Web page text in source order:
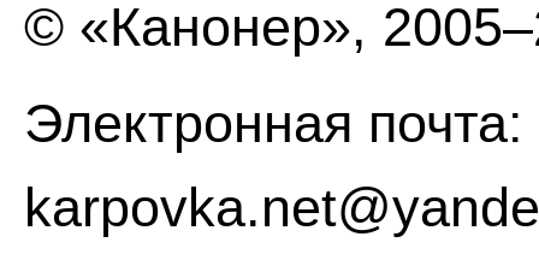
© «Канонер»,
Электронная почта: